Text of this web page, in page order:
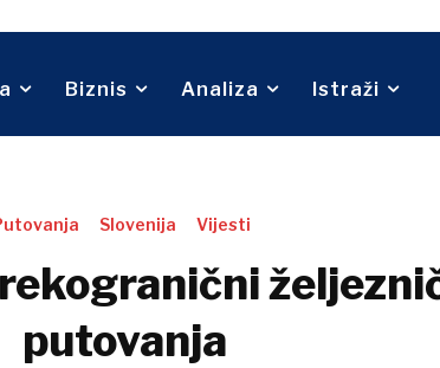
Tehnologija
Turizam
Pretplata
Oglašavanje Kontakt Pretplata
Biznis Analiza Istraži
Slovenija Vijesti
putovanja